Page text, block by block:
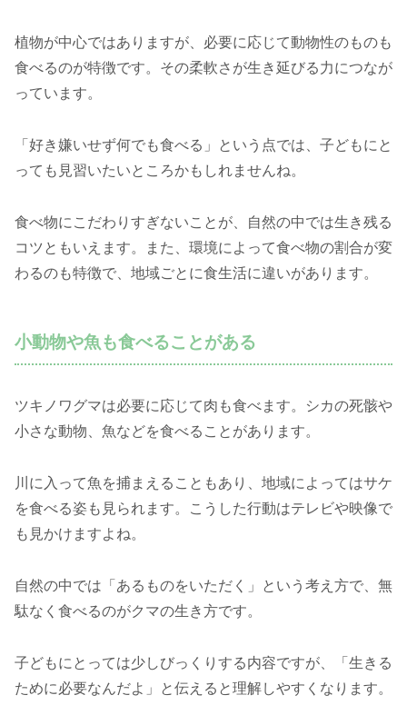
植物が中心ではありますが、必要に応じて動物性のものも
食べるのが特徴です。その柔軟さが生き延びる力につなが
っています。
「好き嫌いせず何でも食べる」という点では、子どもにと
っても見習いたいところかもしれませんね。
食べ物にこだわりすぎないことが、自然の中では生き残る
コツともいえます。また、環境によって食べ物の割合が変
わるのも特徴で、地域ごとに食生活に違いがあります。
小動物や魚も食べることがある
ツキノワグマは必要に応じて肉も食べます。シカの死骸や
小さな動物、魚などを食べることがあります。
川に入って魚を捕まえることもあり、地域によってはサケ
を食べる姿も見られます。こうした行動はテレビや映像で
も見かけますよね。
自然の中では「あるものをいただく」という考え方で、無
駄なく食べるのがクマの生き方です。
子どもにとっては少しびっくりする内容ですが、「生きる
ために必要なんだよ」と伝えると理解しやすくなります。